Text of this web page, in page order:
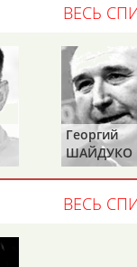
рассылке: 996
ВЕСЬ
Георгий
ШАЙДУКО
ВЕСЬ